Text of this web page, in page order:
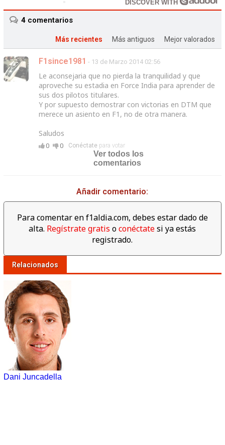
DISCOVER WITH
4comentarios
Más recientes Más antiguos Mejor valorados
F1since1981 - 13 de Marzo 2014 02:56
Le aconsejaria que no pierda la tranquilidad y que
aproveche su estadia en Force India para aprender de
sus dos pilotos titulares.
Y por supuesto demostrar con victorias en DTM que
merece un asiento en F1, no de otra manera.
Saludos
0 0 Conéctatepara votar
Ver todos los
comentarios
Añadir comentario:
Para comentar en f1aldia.com, debes estar dado de
alta. Regístrate gratis oconéctatesi ya estás
registrado.
Relacionados
Dani Juncadella